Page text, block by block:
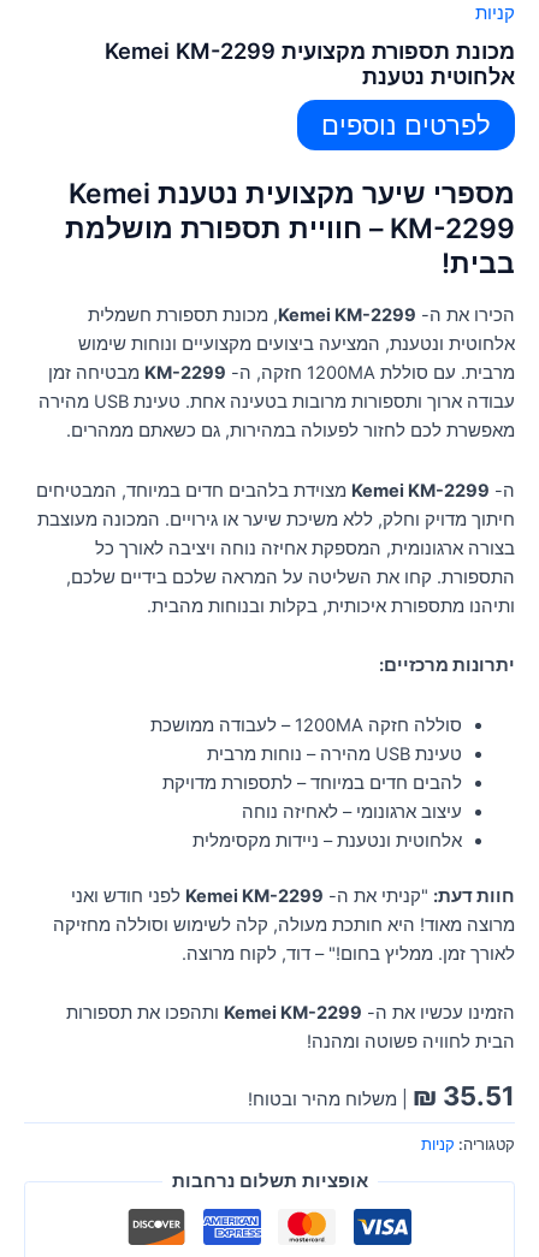
קניות
מכונת תספורת מקצועית Kemei KM-2299
אלחוטית נטענת
לפרטים נוספים
מספרי שיער מקצועית נטענת Kemei
KM-2299 – חוויית תספורת מושלמת
בבית!
הכירו את ה- Kemei KM-2299, מכונת תספורת חשמלית
אלחוטית ונטענת, המציעה ביצועים מקצועיים ונוחות שימוש
מרבית. עם סוללת 1200MA חזקה, ה-
KM-2299 מבטיחה זמן
עבודה ארוך ותספורות מרובות בטעינה אחת. טעינת USB מהירה
מאפשרת לכם לחזור לפעולה במהירות, גם כשאתם ממהרים.
ה- Kemei KM-2299 מצוידת בלהבים חדים במיוחד, המבטיחים
חיתוך מדויק וחלק, ללא משיכת שיער או גירויים. המכונה מעוצבת
בצורה ארגונומית, המספקת אחיזה נוחה ויציבה לאורך כל
התספורת. קחו את השליטה על המראה שלכם בידיים שלכם,
ותיהנו מתספורת איכותית, בקלות ובנוחות מהבית.
יתרונות מרכזיים:
סוללה חזקה 1200MA – לעבודה ממושכת
טעינת USB מהירה – נוחות מרבית
להבים חדים במיוחד – לתספורת מדויקת
עיצוב ארגונומי – לאחיזה נוחה
אלחוטית ונטענת – ניידות מקסימלית
חוות דעת: "קניתי את ה- Kemei KM-2299 לפני חודש ואני
מרוצה מאוד! היא חותכת מעולה, קלה לשימוש וסוללה מחזיקה
לאורך זמן. ממליץ בחום!" – דוד, לקוח מרוצה.
הזמינו עכשיו את ה- Kemei KM-2299 ותהפכו את תספורות
הבית לחוויה פשוטה ומהנה!
₪ 35.51 | משלוח מהיר ובטוח!
קטגוריה: קניות
אופציות תשלום נרחבות